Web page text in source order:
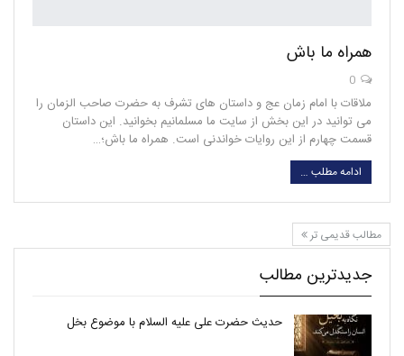
همراه ما باش
ملاقات با امام زمان عج و داستان های تشرف به حضرت صاحب الزمان را
می توانید در این بخش از سایت ما مسلمانیم بخوانید. این داستان
قسمت چهارم از این روایات خواندنی است. همراه ما باش؛…
ادامه مطلب …
مطالب قدیمی تر
جدیدترین مطالب
حدیث حضرت علی علیه السلام با موضوع بخل